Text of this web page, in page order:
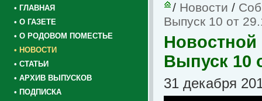
• ГЛАВНАЯ
• О ГАЗЕТЕ
• О РОДОВОМ ПОМЕСТЬЕ
• НОВОСТИ
• СТАТЬИ
• АРХИВ ВЫПУСКОВ
• ПОДПИСКА
/ Новости /
Выпуск 10 от
Выпуск 10
31 декабря